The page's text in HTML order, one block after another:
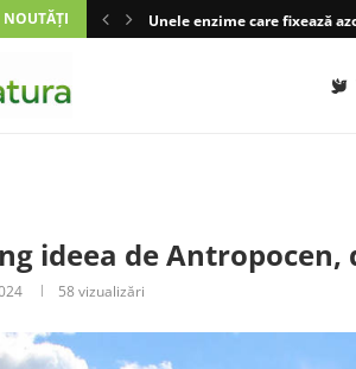
NOUTĂȚI Unele enzime care fixează
ideea de
58vizualizări